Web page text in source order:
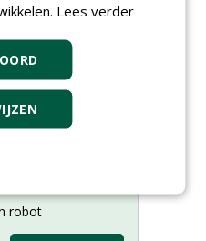
digitale
Lees verder